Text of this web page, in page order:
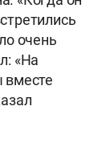
очень
«На
вместе